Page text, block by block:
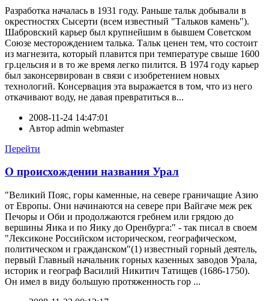
Разработка началась в 1931 году. Раньше тальк добывали в
окрестностях Сысерти (всем известный "Тальков камень").
Шабровский карьер был крупнейшим в бывшем Советском
Союзе месторождением талька. Тальк ценен тем, что состоит
из магнезита, который плавится при температуре свыше 1600
гр.цельсия и в то же время легко пилится. В 1974 году карьер
был законсервирован в связи с изобретением новых
технологий. Консервация эта выражается в том, что из него
откачивают воду, не давая превратиться в...
2008-11-24 14:47:01
Автор admin webmaster
Перейти
О происхождении названия Урал
"Великий Пояс, горы каменные, на севере граничащие Азию
от Европы. Они начинаются на севере при Вайгаче меж рек
Печоры и Оби и продолжаются гребнем или грядою до
вершины Яика и по Яику до Оренбурга:" - так писал в своем
"Лексиконе Российском историческом, географическом,
политическом и гражданском"(1) известный горный деятель,
первый Главный начальник горных казенных заводов Урала,
историк и географ Василий Никитич Татищев (1686-1750).
Он имел в виду большую протяженность гор ...